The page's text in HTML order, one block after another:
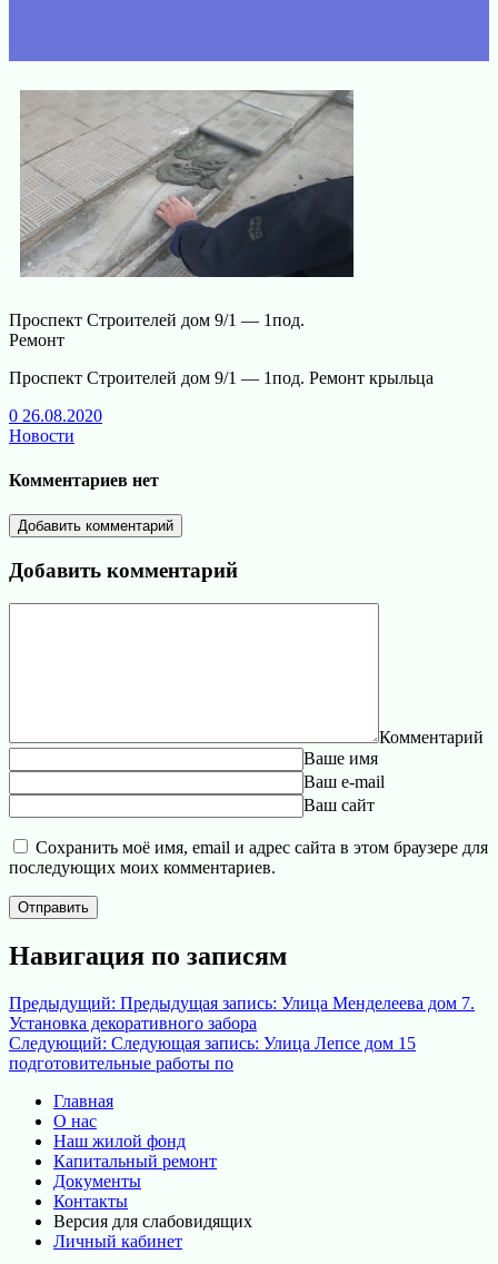
Проспект Строителей дом 9/1 — 1под.
Ремонт
Проспект Строителей дом 9/1 — 1под. Ремонт крыльца
0 26.08.2020
Новости
Комментариев нет
Добавить комментарий
Добавить комментарий
Комментарий
Ваше имя
Ваш e-mail
Ваш сайт
Сохранить моё имя, email и адрес сайта в этом браузере для
последующих моих комментариев.
Навигация по записям
Предыдущий: Предыдущая запись: Улица Менделеева дом 7.
Установка декоративного забора
Следующий: Следующая запись: Улица Лепсе дом 15
подготовительные работы по
Главная
О нас
Наш жилой фонд
Капитальный ремонт
Документы
Контакты
Версия для слабовидящих
Личный кабинет